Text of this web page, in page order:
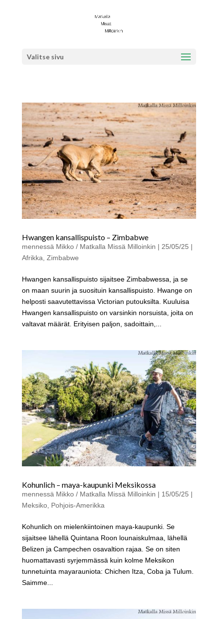
Valitse sivu
Hwangen kansallispuisto – Zimbabwe
mennessä Mikko / Matkalla Missä Milloinkin | 25/05/25 |
Afrikka Zimbabwe
Hwangen kansallispuisto sijaitsee Zimbabwessa, ja se
on maan suurin ja suosituin kansallispuisto. Hwange on
helposti saavutettavissa Victorian putouksilta. Kuuluisa
Hwangen kansallispuisto on varsinkin norsuista, joita on
valtavat määrät. Erityisen paljon, sadoittain,...
Kohunlich – maya-kaupunki Meksikossa
mennessä Mikko / Matkalla Missä Milloinkin | 15/05/25 |
Meksiko, Pohjois-Amerikka
Kohunlich on mielenkiintoinen maya-kaupunki. Se
sijaitsee lähellä Quintana Roon lounaiskulmaa, lähellä
Belizen ja Campechen osavaltion rajaa. Se on siten
huomattavasti syrjemmässä kuin kolme Meksikon
tunnetuinta mayarauniota: Chichen Itza, Coba ja Tulum.
Saimme...